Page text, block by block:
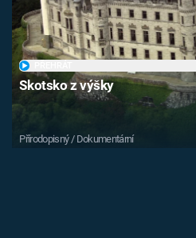
Skotsko z výšky
Přírodopisný / Dokumentární